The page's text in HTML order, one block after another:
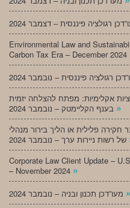
Environmental Law and
Carbon Tax Era – December 2024
אקלימיות: מפתח להצלחה יזמית
»
חקירה פלילית או הליך בירור מנהלי
Corporate Law Client Update –
– November 2024 »
»